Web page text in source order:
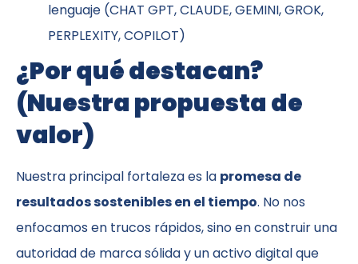
lenguaje (CHAT GPT, CLAUDE, GEMINI, GROK,
PERPLEXITY, COPILOT)
¿Por qué destacan?
(Nuestra propuesta de
valor)
Nuestra principal fortaleza es la promesa de
resultados sostenibles en el tiempo. No nos
enfocamos en trucos rápidos, sino en construir una
autoridad de marca sólida y un activo digital que